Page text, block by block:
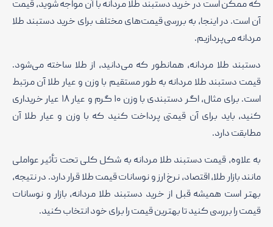
که ممکن است در خرید دستبند طلا مردانه با آن مواجه شوید، قیمت
آن است. در اینجا، به بررسی قیمت‌های مختلف برای خرید دستبند طلا
مردانه می‌پردازیم.
دستبند طلا مردانه، همانطور که می‌دانید، از طلا ساخته می‌شود.
قیمت دستبند طلا مردانه به طور مستقیم با وزن و عیار طلا آن مرتبط
است. برای مثال، اگر دستبندی با وزن ۱۰ گرم و عیار ۱۸ عیار خریداری
کنید، باید برای آن قیمتی پرداخت کنید که با وزن و عیار طلا آن
مطابقت دارد.
به علاوه، قیمت دستبند طلا مردانه به شکل کلی تحت تأثیر عواملی
مانند بازار طلا، اقتصاد، نرخ ارز و نوسانات قیمت طلا قرار دارد. در نتیجه،
بهتر است همیشه قبل از خرید دستبند طلا مردانه، بازار و نوسانات
قیمت را بررسی کنید تا بهترین قیمت را برای خود انتخاب کنید.